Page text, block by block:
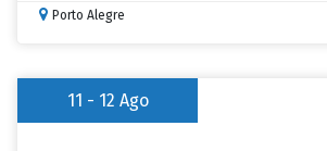
Porto Alegre
11 - 12 Ago